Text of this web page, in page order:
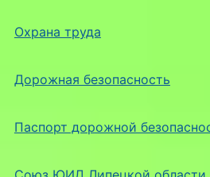
Охрана труда
Дорожная безопасность
Паспорт дорожной